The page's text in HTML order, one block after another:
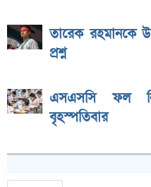
তারেক রহমানকে
প্রশ্ন
এসএসসি ফল
বৃহস্পতিবার